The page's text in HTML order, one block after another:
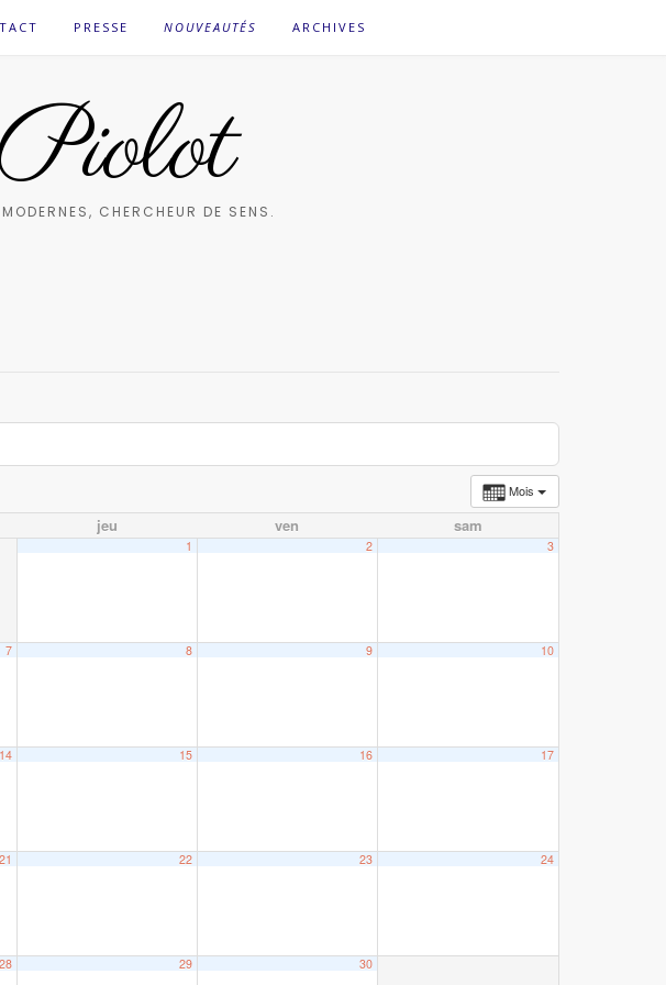
PRESSE NOUVEAUTÉS ARCHIVES
CHERCHEUR DE SENS.
Mois
jeu ven sam
1 2 3
7 8 9 10
14 15 16 17
21 22 23 24
28 29 30